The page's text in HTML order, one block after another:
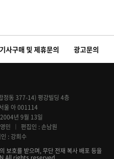
기사구매 및 제휴문의 광고문의
정동 377-14) 평강빌딩 4층
울 아 001114
2004년 9월 13일
민 편집인
손남원
강희수
보호를 받으며, 무단 전재 복사 배포 등을